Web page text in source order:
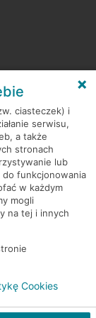
zastrzeżone
ciasteczek) i
serwisu,
a także
stronach
lub
do funkcjonowania
w każdym
mogli
na tej i innych
Cookies